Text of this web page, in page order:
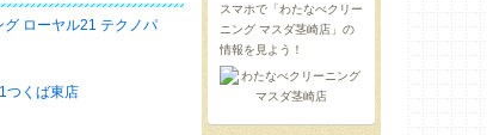
グ ローヤル21 テクノパ
つくば東店
スマホで「わたなべクリー
ニング マスダ茎崎店」の
情報を見よう！